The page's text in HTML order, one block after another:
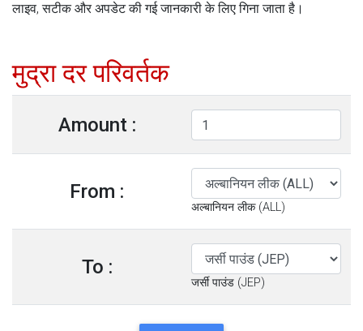
लाइव, सटीक और अपडेट की गई जानकारी के लिए गिना जाता है।
मुद्रा दर परिवर्तक
Amount :
From :
अल्बानियन लीक (ALL)
To :
जर्सी पाउंड (JEP)